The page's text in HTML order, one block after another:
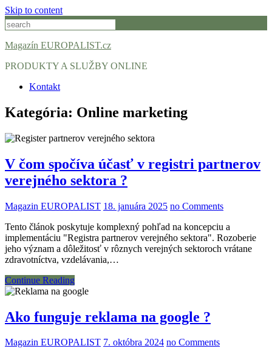
Skip to content
Magazín EUROPALIST.cz
PRODUKTY A SLUŽBY ONLINE
Kontakt
Kategória: Online marketing
V čom spočíva účasť v registri partnerov
verejného sektora ?
Magazin EUROPALIST 18. januára 2025 no Comments
Tento článok poskytuje komplexný pohľad na koncepciu a
implementáciu "Registra partnerov verejného sektora". Rozoberie
jeho význam a dôležitosť v rôznych verejných sektoroch vrátane
zdravotníctva, vzdelávania,…
Continue Reading
Ako funguje reklama na google ?
Magazin EUROPALIST 7. októbra 2024 no Comments